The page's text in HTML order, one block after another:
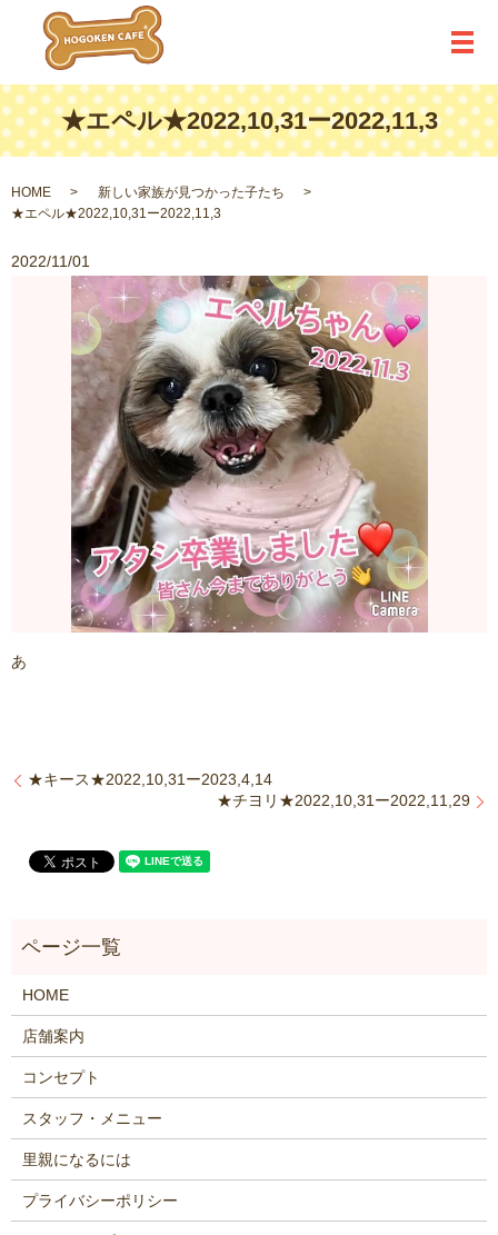
メ
★エペル★2022,10,31ー2022,11,3
HOME
新しい家族が見つかった子たち
★エペル★2022,10,31ー2022,11,3
2022/11/01
あ
★キース★2022,10,31ー2023,4,14
★チヨリ★2022,10,31ー2022,11,29
HOME
店舗案内
コンセプト
スタッフ・メニュー
里親になるには
プライバシーポリシー